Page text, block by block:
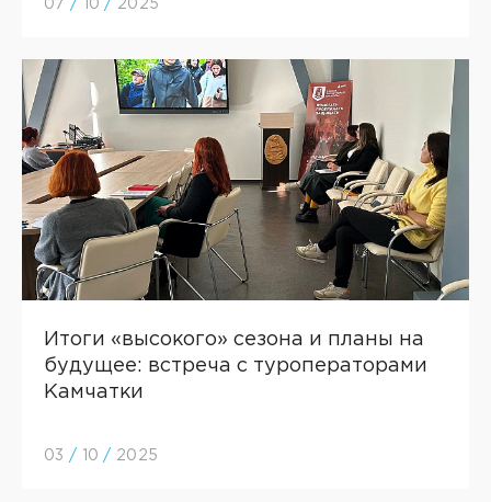
07 / 10 / 2025
Итоги «высокого» сезона и планы на
будущее: встреча с туроператорами
Камчатки
03 / 10 / 2025